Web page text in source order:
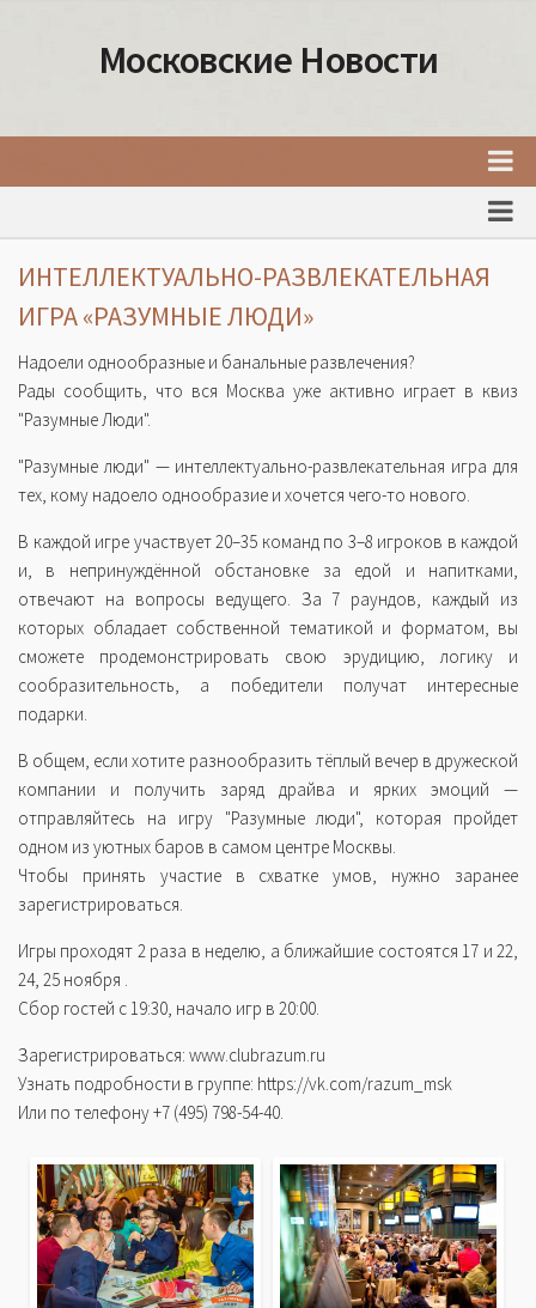
Московские Новости
Факты о Москве
Москва
Товары и услуги Москвы
ИНТЕЛЛЕКТУАЛЬНО-РАЗВЛЕКАТЕЛЬНАЯ
ИГРА «РАЗУМНЫЕ ЛЮДИ»
Надоели однообразные и банальные развлечения?
Рады сообщить, что вся Москва уже активно играет в квиз
"Разумные Люди".
"Разумные люди" — интеллектуально-развлекательная игра для
тех, кому надоело однообразие и хочется чего-то нового.
В каждой игре участвует 20–35 команд по 3–8 игроков в каждой
и, в непринуждённой обстановке за едой и напитками,
отвечают на вопросы ведущего. За 7 раундов, каждый из
которых обладает собственной тематикой и форматом, вы
сможете продемонстрировать свою эрудицию, логику и
сообразительность, а победители получат интересные
подарки.
В общем, если хотите разнообразить тёплый вечер в дружеской
компании и получить заряд драйва и ярких эмоций —
отправляйтесь на игру "Разумные люди", которая пройдет
одном из уютных баров в самом центре Москвы.
Чтобы принять участие в схватке умов, нужно заранее
зарегистрироваться.
Игры проходят 2 раза в неделю, а ближайшие состоятся 17 и 22,
24, 25 ноября .
Сбор гостей с 19:30, начало игр в 20:00.
Зарегистрироваться: www.clubrazum.ru
Узнать подробности в группе: https://vk.com/razum_msk
Или по телефону +7 (495) 798-54-40.